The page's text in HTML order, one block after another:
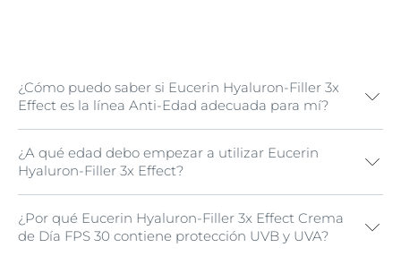
¿Cómo puedo saber si Eucerin Hyaluron-Filler 3x
Effect es la línea Anti-Edad adecuada para mí?
La línea Eucerin Hyaluron-Filler 3x Effect ha sido
especialmente formulada para aydar a tratar los
primeros signos de envejecimiento, como las líneas de
expresión y las arrugas. Aunque nuestra piel es tan
individual como nosotros, y la piel envejece de forma
diferente dependiendo de nuestra genética y estilo de
¿A qué edad debo empezar a utilizar Eucerin
Hyaluron-Filler 3x Effect?
Nuestra piel es tan diferente como nosotros, por lo que
la respuesta a esta pregunta varía de una persona a
¿Por qué Eucerin Hyaluron-Filler 3x Effect Crema
de Día FPS 30 contiene protección UVB y UVA?